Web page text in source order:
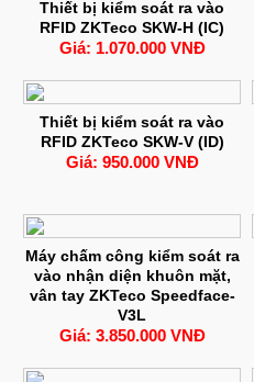
Thiết bị kiểm soát ra vào
RFID ZKTeco SKW-H (IC)
Giá: 1.070.000 VNĐ
Thiết bị kiểm soát ra vào
RFID ZKTeco SKW-V (ID)
Giá: 950.000 VNĐ
Máy chấm công kiểm soát ra
vào nhận diện khuôn mặt,
vân tay ZKTeco Speedface-
V3L
Giá: 3.850.000 VNĐ